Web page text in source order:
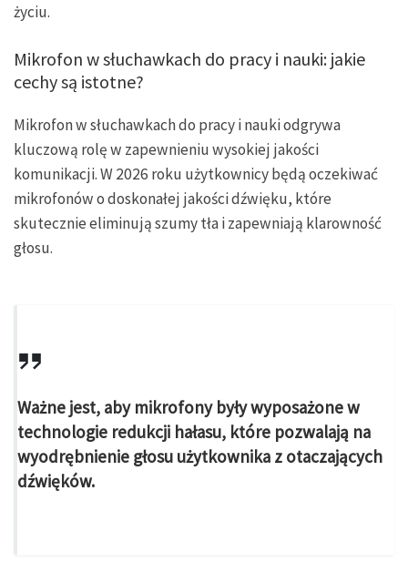
życiu.
Mikrofon w słuchawkach do pracy i nauki: jakie
cechy są istotne?
Mikrofon w słuchawkach do pracy i nauki odgrywa
kluczową rolę w zapewnieniu wysokiej jakości
komunikacji. W 2026 roku użytkownicy będą oczekiwać
mikrofonów o doskonałej jakości dźwięku, które
skutecznie eliminują szumy tła i zapewniają klarowność
głosu.
Ważne jest, aby mikrofony były wyposażone w
technologie redukcji hałasu, które pozwalają na
wyodrębnienie głosu użytkownika z otaczających
dźwięków.